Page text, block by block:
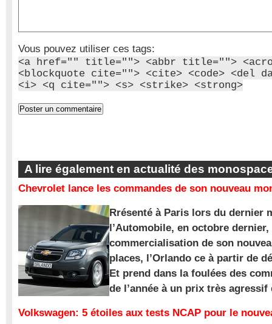
Vous pouvez utiliser ces tags:
<a href="" title=""> <abbr title="">
<blockquote cite=""> <cite> <code> <del
<i> <q cite=""> <s> <strike> <strong>
A lire également en actualité des
Chevrolet lance les commandes de son nouveau
Rrésenté à Paris lors du dernier
l’Automobile, en octobre
commercialisation de son
places, l’Orlando ce à partir de
Et prend dans la foulées des
de l’année à un prix très agressif
Volkswagen: 5 étoiles aux tests NCAP pour le